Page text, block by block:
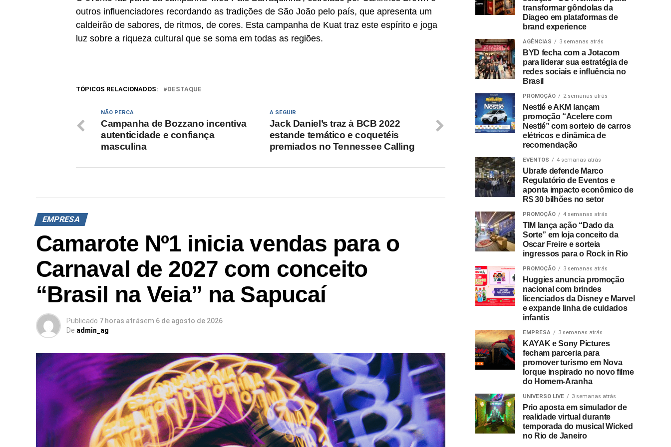
outros influenciadores recordando as tradições de São João pelo país, que apresenta um
caldeirão de sabores, de ritmos, de cores. Esta campanha de Kuat traz este espírito e joga
luz sobre a riqueza cultural que se soma em todas as regiões.
TÓPICOS RELACIONADOS: DESTAQUE
A SEGUIR
Jack Daniel’s traz à BCB 2022
estande temático e coquetéis
premiados no Tennessee Calling
NÃO PERCA
Campanha de Bozzano incentiva
autenticidade e confiança
masculina
EMPRESA
Camarote Nº1 inicia vendas para o
Carnaval de 2027 com conceito
“Brasil na Veia” na Sapucaí
Publicado 7 horas atrásem 6 de agosto de 2026
De admin_ag
transformar gôndolas da
Diageo em plataformas de
brand experience
AGÊNCIAS 3 semanas atrás
BYD fecha com a Jotacom
para liderar sua estratégia de
redes sociais e influência no
Brasil
PROMOÇÃO 2 semanas atrás
Nestlé e AKM lançam
promoção “Acelere com
Nestlé” com sorteio de carros
elétricos e dinâmica de
recomendação
EVENTOS 4 semanas atrás
Ubrafe defende Marco
Regulatório de Eventos e
aponta impacto econômico de
R$ 30 bilhões no setor
PROMOÇÃO 4 semanas atrás
TIM lança ação “Dado da
Sorte” em loja conceito da
Oscar Freire e sorteia
ingressos para o Rock in Rio
PROMOÇÃO 3 semanas atrás
Huggies anuncia promoção
nacional com brindes
licenciados da Disney e Marvel
e expande linha de cuidados
infantis
EMPRESA 3 semanas atrás
KAYAK e Sony Pictures
fecham parceria para
promover turismo em Nova
Iorque inspirado no novo filme
do Homem-Aranha
UNIVERSO LIVE 3 semanas atrás
Prio aposta em simulador de
realidade virtual durante
temporada do musical Wicked
no Rio de Janeiro